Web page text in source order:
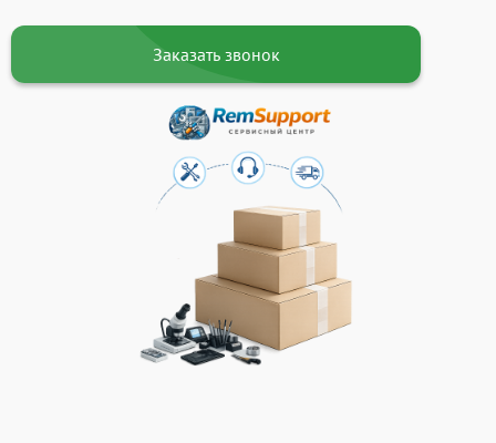
Заказать звонок